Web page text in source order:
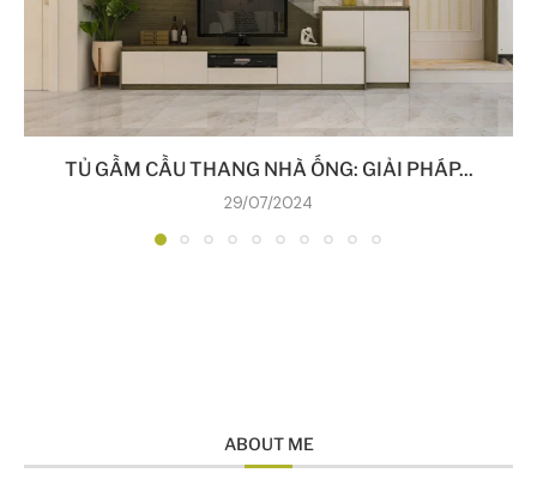
TỦ GẦM CẦU THANG NHÀ ỐNG: GIẢI PHÁP...
29/07/2024
ABOUT ME